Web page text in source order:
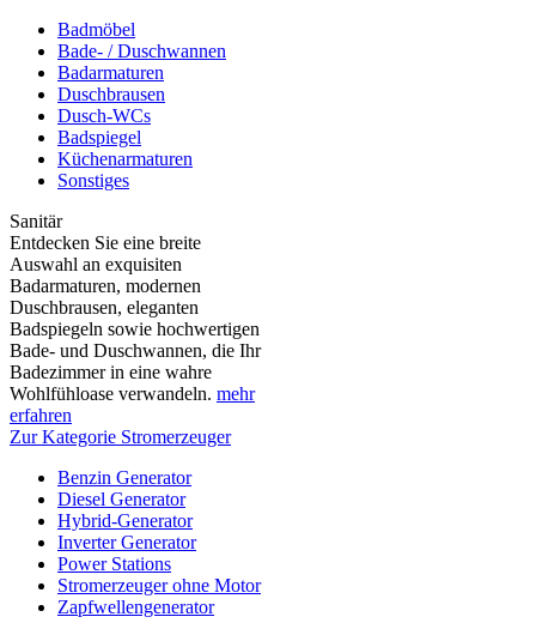
Badmöbel
Bade- / Duschwannen
Badarmaturen
Duschbrausen
Dusch-WCs
Badspiegel
Küchenarmaturen
Sonstiges
Sanitär
Entdecken Sie eine breite
Auswahl an exquisiten
Badarmaturen, modernen
Duschbrausen, eleganten
Badspiegeln sowie hochwertigen
Bade- und Duschwannen, die Ihr
Badezimmer in eine wahre
Wohlfühloase verwandeln. mehr
erfahren
Zur Kategorie Stromerzeuger
Benzin Generator
Diesel Generator
Hybrid-Generator
Inverter Generator
Power Stations
Stromerzeuger ohne Motor
Zapfwellengenerator